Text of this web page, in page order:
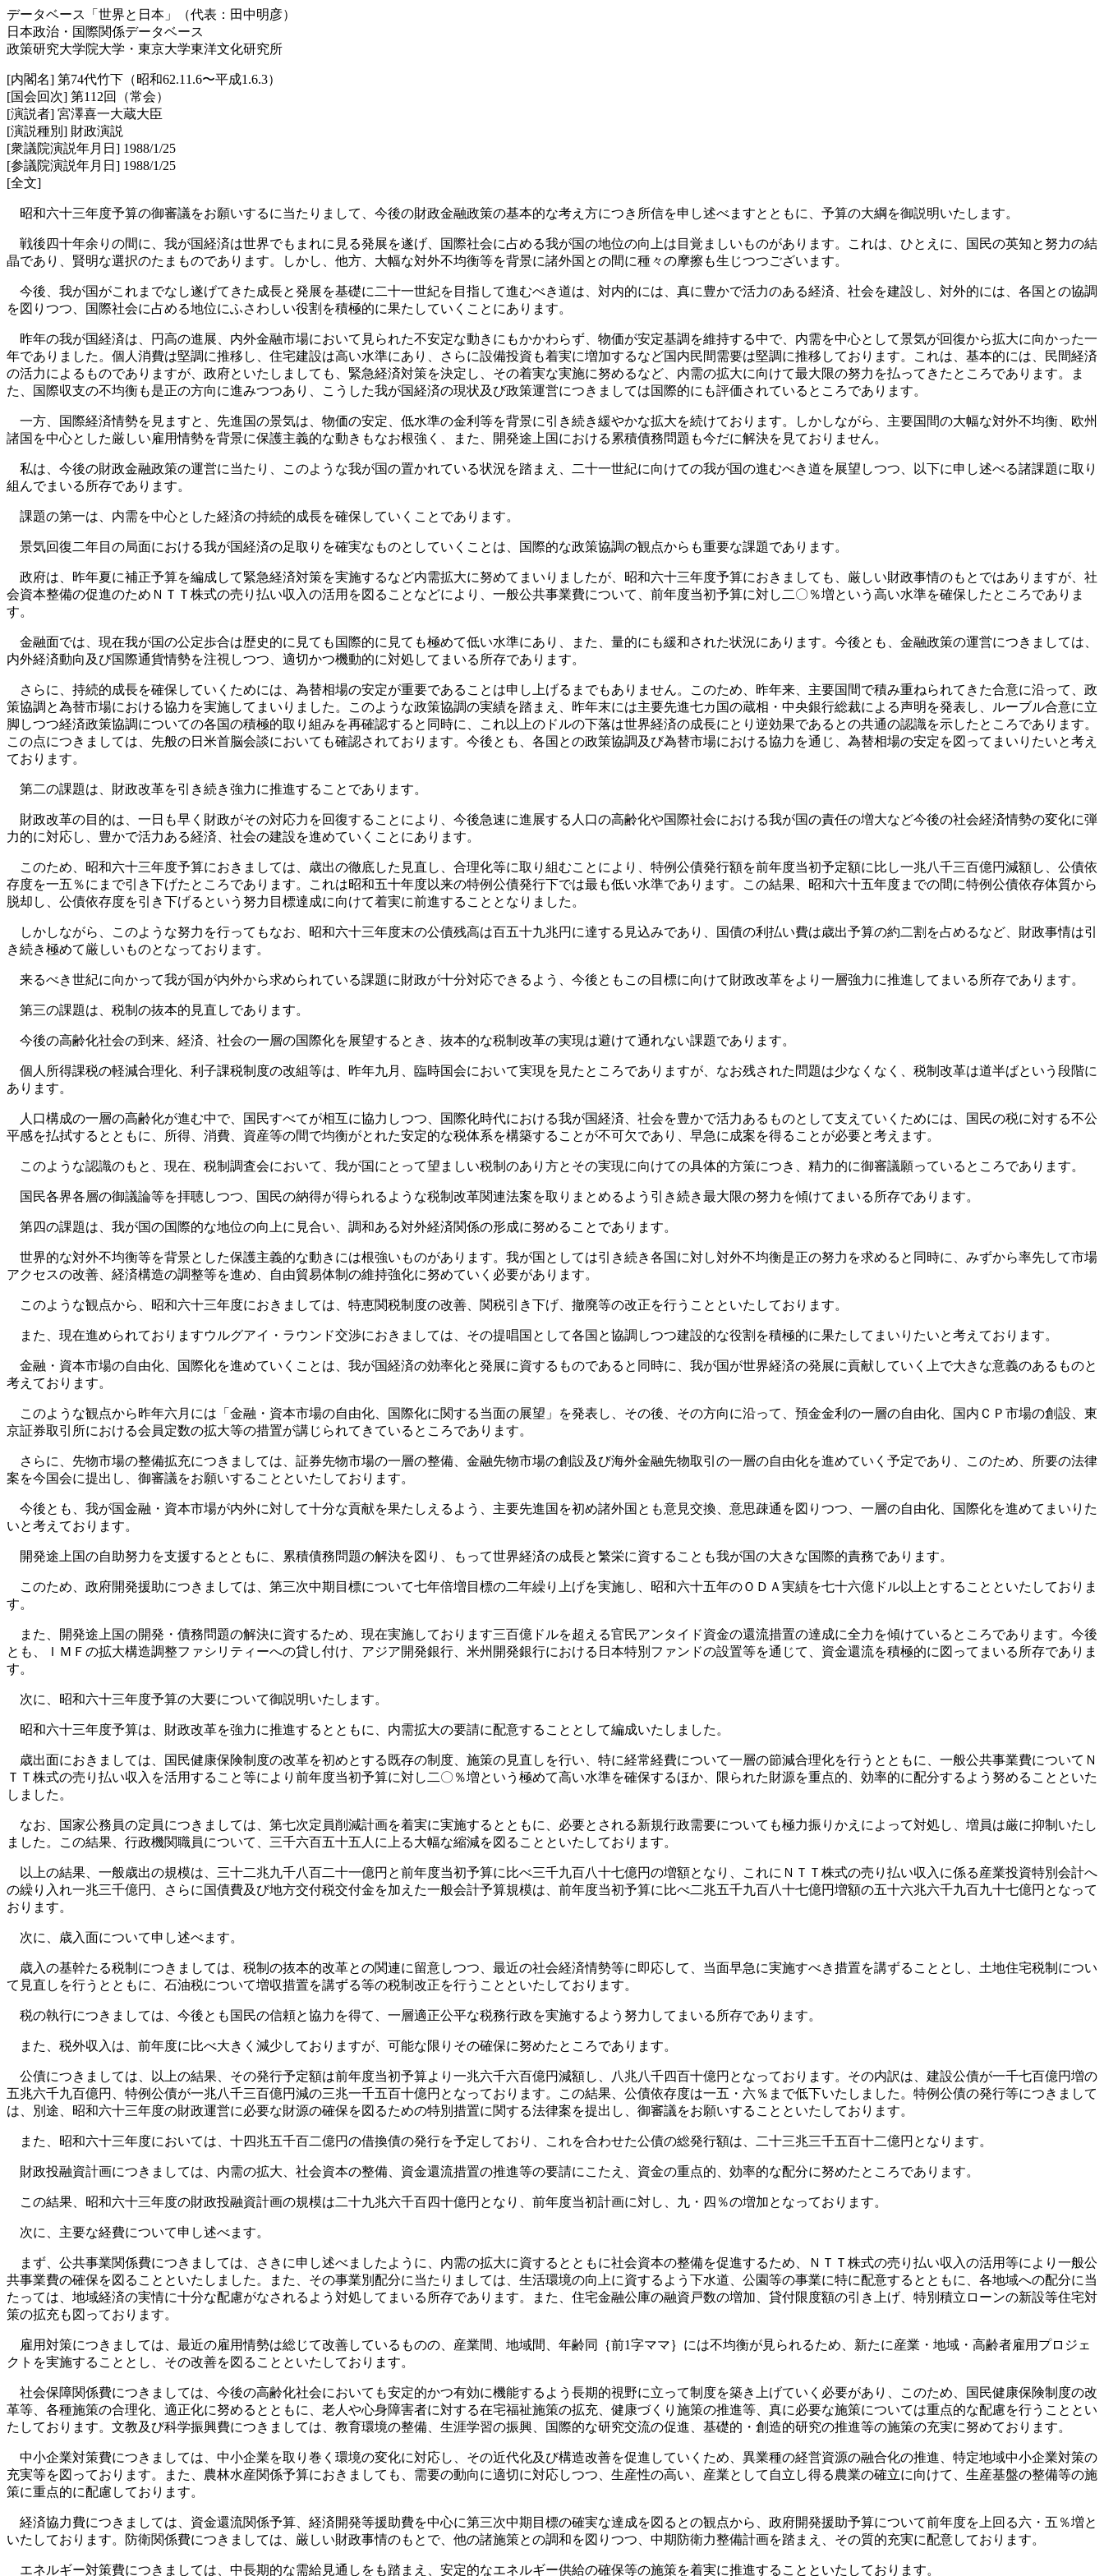
データベース「世界と日本」（代表：田中明彦）
日本政治・国際関係データベース
政策研究大学院大学・東京大学東洋文化研究所
[内閣名] 第74代竹下（昭和62.11.6〜平成1.6.3）
[国会回次] 第112回（常会）
[演説者] 宮澤喜一大蔵大臣
[演説種別] 財政演説
[衆議院演説年月日] 1988/1/25
[参議院演説年月日] 1988/1/25
[全文]
昭和六十三年度予算の御審議をお願いするに当たりまして、今後の財政金融政策の基本的な考え方につき所信を申し述べますとともに、予算の大綱を御説明いたします。
戦後四十年余りの間に、我が国経済は世界でもまれに見る発展を遂げ、国際社会に占める我が国の地位の向上は目覚ましいものがあります。これは、ひとえに、国民の英知と努力の結
晶であり、賢明な選択のたまものであります。しかし、他方、大幅な対外不均衡等を背景に諸外国との間に種々の摩擦も生じつつございます。
今後、我が国がこれまでなし遂げてきた成長と発展を基礎に二十一世紀を目指して進むべき道は、対内的には、真に豊かで活力のある経済、社会を建設し、対外的には、各国との協調
を図りつつ、国際社会に占める地位にふさわしい役割を積極的に果たしていくことにあります。
昨年の我が国経済は、円高の進展、内外金融市場において見られた不安定な動きにもかかわらず、物価が安定基調を維持する中で、内需を中心として景気が回復から拡大に向かった一
年でありました。個人消費は堅調に推移し、住宅建設は高い水準にあり、さらに設備投資も着実に増加するなど国内民間需要は堅調に推移しております。これは、基本的には、民間経済
の活力によるものでありますが、政府といたしましても、緊急経済対策を決定し、その着実な実施に努めるなど、内需の拡大に向けて最大限の努力を払ってきたところであります。ま
た、国際収支の不均衡も是正の方向に進みつつあり、こうした我が国経済の現状及び政策運営につきましては国際的にも評価されているところであります。
一方、国際経済情勢を見ますと、先進国の景気は、物価の安定、低水準の金利等を背景に引き続き緩やかな拡大を続けております。しかしながら、主要国間の大幅な対外不均衡、欧州
諸国を中心とした厳しい雇用情勢を背景に保護主義的な動きもなお根強く、また、開発途上国における累積債務問題も今だに解決を見ておりません。
私は、今後の財政金融政策の運営に当たり、このような我が国の置かれている状況を踏まえ、二十一世紀に向けての我が国の進むべき道を展望しつつ、以下に申し述べる諸課題に取り
組んでまいる所存であります。
課題の第一は、内需を中心とした経済の持続的成長を確保していくことであります。
景気回復二年目の局面における我が国経済の足取りを確実なものとしていくことは、国際的な政策協調の観点からも重要な課題であります。
政府は、昨年夏に補正予算を編成して緊急経済対策を実施するなど内需拡大に努めてまいりましたが、昭和六十三年度予算におきましても、厳しい財政事情のもとではありますが、社
会資本整備の促進のためＮＴＴ株式の売り払い収入の活用を図ることなどにより、一般公共事業費について、前年度当初予算に対し二〇％増という高い水準を確保したところでありま
す。
金融面では、現在我が国の公定歩合は歴史的に見ても国際的に見ても極めて低い水準にあり、また、量的にも緩和された状況にあります。今後とも、金融政策の運営につきましては、
内外経済動向及び国際通貨情勢を注視しつつ、適切かつ機動的に対処してまいる所存であります。
さらに、持続的成長を確保していくためには、為替相場の安定が重要であることは申し上げるまでもありません。このため、昨年来、主要国間で積み重ねられてきた合意に沿って、政
策協調と為替市場における協力を実施してまいりました。このような政策協調の実績を踏まえ、昨年末には主要先進七カ国の蔵相・中央銀行総裁による声明を発表し、ルーブル合意に立
脚しつつ経済政策協調についての各国の積極的取り組みを再確認すると同時に、これ以上のドルの下落は世界経済の成長にとり逆効果であるとの共通の認識を示したところであります。
この点につきましては、先般の日米首脳会談においても確認されております。今後とも、各国との政策協調及び為替市場における協力を通じ、為替相場の安定を図ってまいりたいと考え
ております。
第二の課題は、財政改革を引き続き強力に推進することであります。
財政改革の目的は、一日も早く財政がその対応力を回復することにより、今後急速に進展する人口の高齢化や国際社会における我が国の責任の増大など今後の社会経済情勢の変化に弾
力的に対応し、豊かで活力ある経済、社会の建設を進めていくことにあります。
このため、昭和六十三年度予算におきましては、歳出の徹底した見直し、合理化等に取り組むことにより、特例公債発行額を前年度当初予定額に比し一兆八千三百億円減額し、公債依
存度を一五％にまで引き下げたところであります。これは昭和五十年度以来の特例公債発行下では最も低い水準であります。この結果、昭和六十五年度までの間に特例公債依存体質から
脱却し、公債依存度を引き下げるという努力目標達成に向けて着実に前進することとなりました。
しかしながら、このような努力を行ってもなお、昭和六十三年度末の公債残高は百五十九兆円に達する見込みであり、国債の利払い費は歳出予算の約二割を占めるなど、財政事情は引
き続き極めて厳しいものとなっております。
来るべき世紀に向かって我が国が内外から求められている課題に財政が十分対応できるよう、今後ともこの目標に向けて財政改革をより一層強力に推進してまいる所存であります。
第三の課題は、税制の抜本的見直しであります。
今後の高齢化社会の到来、経済、社会の一層の国際化を展望するとき、抜本的な税制改革の実現は避けて通れない課題であります。
個人所得課税の軽減合理化、利子課税制度の改組等は、昨年九月、臨時国会において実現を見たところでありますが、なお残された問題は少なくなく、税制改革は道半ばという段階に
あります。
人口構成の一層の高齢化が進む中で、国民すべてが相互に協力しつつ、国際化時代における我が国経済、社会を豊かで活力あるものとして支えていくためには、国民の税に対する不公
平感を払拭するとともに、所得、消費、資産等の間で均衡がとれた安定的な税体系を構築することが不可欠であり、早急に成案を得ることが必要と考えます。
このような認識のもと、現在、税制調査会において、我が国にとって望ましい税制のあり方とその実現に向けての具体的方策につき、精力的に御審議願っているところであります。
国民各界各層の御議論等を拝聴しつつ、国民の納得が得られるような税制改革関連法案を取りまとめるよう引き続き最大限の努力を傾けてまいる所存であります。
第四の課題は、我が国の国際的な地位の向上に見合い、調和ある対外経済関係の形成に努めることであります。
世界的な対外不均衡等を背景とした保護主義的な動きには根強いものがあります。我が国としては引き続き各国に対し対外不均衡是正の努力を求めると同時に、みずから率先して市場
アクセスの改善、経済構造の調整等を進め、自由貿易体制の維持強化に努めていく必要があります。
このような観点から、昭和六十三年度におきましては、特恵関税制度の改善、関税引き下げ、撤廃等の改正を行うことといたしております。
また、現在進められておりますウルグアイ・ラウンド交渉におきましては、その提唱国として各国と協調しつつ建設的な役割を積極的に果たしてまいりたいと考えております。
金融・資本市場の自由化、国際化を進めていくことは、我が国経済の効率化と発展に資するものであると同時に、我が国が世界経済の発展に貢献していく上で大きな意義のあるものと
考えております。
このような観点から昨年六月には「金融・資本市場の自由化、国際化に関する当面の展望」を発表し、その後、その方向に沿って、預金金利の一層の自由化、国内ＣＰ市場の創設、東
京証券取引所における会員定数の拡大等の措置が講じられてきているところであります。
さらに、先物市場の整備拡充につきましては、証券先物市場の一層の整備、金融先物市場の創設及び海外金融先物取引の一層の自由化を進めていく予定であり、このため、所要の法律
案を今国会に提出し、御審議をお願いすることといたしております。
今後とも、我が国金融・資本市場が内外に対して十分な貢献を果たしえるよう、主要先進国を初め諸外国とも意見交換、意思疎通を図りつつ、一層の自由化、国際化を進めてまいりた
いと考えております。
開発途上国の自助努力を支援するとともに、累積債務問題の解決を図り、もって世界経済の成長と繁栄に資することも我が国の大きな国際的責務であります。
このため、政府開発援助につきましては、第三次中期目標について七年倍増目標の二年繰り上げを実施し、昭和六十五年のＯＤＡ実績を七十六億ドル以上とすることといたしておりま
す。
また、開発途上国の開発・債務問題の解決に資するため、現在実施しております三百億ドルを超える官民アンタイド資金の還流措置の達成に全力を傾けているところであります。今後
とも、ＩＭＦの拡大構造調整ファシリティーへの貸し付け、アジア開発銀行、米州開発銀行における日本特別ファンドの設置等を通じて、資金還流を積極的に図ってまいる所存でありま
す。
次に、昭和六十三年度予算の大要について御説明いたします。
昭和六十三年度予算は、財政改革を強力に推進するとともに、内需拡大の要請に配意することとして編成いたしました。
歳出面におきましては、国民健康保険制度の改革を初めとする既存の制度、施策の見直しを行い、特に経常経費について一層の節減合理化を行うとともに、一般公共事業費についてＮ
ＴＴ株式の売り払い収入を活用すること等により前年度当初予算に対し二〇％増という極めて高い水準を確保するほか、限られた財源を重点的、効率的に配分するよう努めることといた
しました。
なお、国家公務員の定員につきましては、第七次定員削減計画を着実に実施するとともに、必要とされる新規行政需要についても極力振りかえによって対処し、増員は厳に抑制いたし
ました。この結果、行政機関職員について、三千六百五十五人に上る大幅な縮減を図ることといたしております。
以上の結果、一般歳出の規模は、三十二兆九千八百二十一億円と前年度当初予算に比べ三千九百八十七億円の増額となり、これにＮＴＴ株式の売り払い収入に係る産業投資特別会計へ
の繰り入れ一兆三千億円、さらに国債費及び地方交付税交付金を加えた一般会計予算規模は、前年度当初予算に比べ二兆五千九百八十七億円増額の五十六兆六千九百九十七億円となって
おります。
次に、歳入面について申し述べます。
歳入の基幹たる税制につきましては、税制の抜本的改革との関連に留意しつつ、最近の社会経済情勢等に即応して、当面早急に実施すべき措置を講ずることとし、土地住宅税制につい
て見直しを行うとともに、石油税について増収措置を講ずる等の税制改正を行うことといたしております。
税の執行につきましては、今後とも国民の信頼と協力を得て、一層適正公平な税務行政を実施するよう努力してまいる所存であります。
また、税外収入は、前年度に比べ大きく減少しておりますが、可能な限りその確保に努めたところであります。
公債につきましては、以上の結果、その発行予定額は前年度当初予算より一兆六千六百億円減額し、八兆八千四百十億円となっております。その内訳は、建設公債が一千七百億円増の
五兆六千九百億円、特例公債が一兆八千三百億円減の三兆一千五百十億円となっております。この結果、公債依存度は一五・六％まで低下いたしました。特例公債の発行等につきまして
は、別途、昭和六十三年度の財政運営に必要な財源の確保を図るための特別措置に関する法律案を提出し、御審議をお願いすることといたしております。
また、昭和六十三年度においては、十四兆五千百二億円の借換債の発行を予定しており、これを合わせた公債の総発行額は、二十三兆三千五百十二億円となります。
財政投融資計画につきましては、内需の拡大、社会資本の整備、資金還流措置の推進等の要請にこたえ、資金の重点的、効率的な配分に努めたところであります。
この結果、昭和六十三年度の財政投融資計画の規模は二十九兆六千百四十億円となり、前年度当初計画に対し、九・四％の増加となっております。
次に、主要な経費について申し述べます。
まず、公共事業関係費につきましては、さきに申し述べましたように、内需の拡大に資するとともに社会資本の整備を促進するため、ＮＴＴ株式の売り払い収入の活用等により一般公
共事業費の確保を図ることといたしました。また、その事業別配分に当たりましては、生活環境の向上に資するよう下水道、公園等の事業に特に配意するとともに、各地域への配分に当
たっては、地域経済の実情に十分な配慮がなされるよう対処してまいる所存であります。また、住宅金融公庫の融資戸数の増加、貸付限度額の引き上げ、特別積立ローンの新設等住宅対
策の拡充も図っております。
雇用対策につきましては、最近の雇用情勢は総じて改善しているものの、産業間、地域間、年齢同｛前1字ママ｝には不均衡が見られるため、新たに産業・地域・高齢者雇用プロジェ
クトを実施することとし、その改善を図ることといたしております。
社会保障関係費につきましては、今後の高齢化社会においても安定的かつ有効に機能するよう長期的視野に立って制度を築き上げていく必要があり、このため、国民健康保険制度の改
革等、各種施策の合理化、適正化に努めるとともに、老人や心身障害者に対する在宅福祉施策の拡充、健康づくり施策の推進等、真に必要な施策については重点的な配慮を行うこととい
たしております。文教及び科学振興費につきましては、教育環境の整備、生涯学習の振興、国際的な研究交流の促進、基礎的・創造的研究の推進等の施策の充実に努めております。
中小企業対策費につきましては、中小企業を取り巻く環境の変化に対応し、その近代化及び構造改善を促進していくため、異業種の経営資源の融合化の推進、特定地域中小企業対策の
充実等を図っております。また、農林水産関係予算におきましても、需要の動向に適切に対応しつつ、生産性の高い、産業として自立し得る農業の確立に向けて、生産基盤の整備等の施
策に重点的に配慮しております。
経済協力費につきましては、資金還流関係予算、経済開発等援助費を中心に第三次中期目標の確実な達成を図るとの観点から、政府開発援助予算について前年度を上回る六・五％増と
いたしております。防衛関係費につきましては、厳しい財政事情のもとで、他の諸施策との調和を図りつつ、中期防衛力整備計画を踏まえ、その質的充実に配意しております。
エネルギー対策費につきましては、中長期的な需給見通しをも踏まえ、安定的なエネルギー供給の確保等の施策を着実に推進することといたしております。